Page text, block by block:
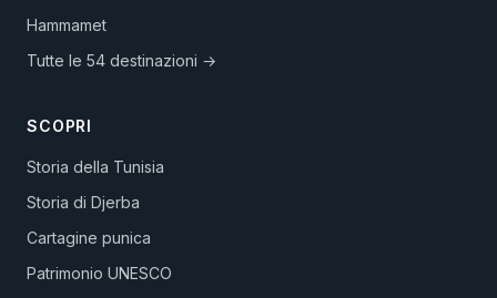
Hammamet
Tutte le 54 destinazioni →
SCOPRI
Storia della Tunisia
Storia di Djerba
Cartagine punica
Patrimonio UNESCO